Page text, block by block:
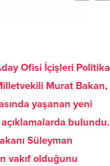
Ofisi İçişleri Politika
Murat Bakan,
yaşanan yeni
bulundu.
Süleyman
vakıf olduğunu